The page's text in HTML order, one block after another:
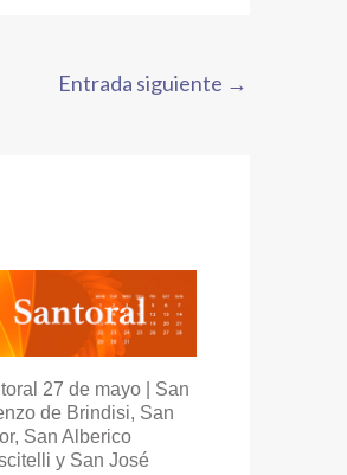
Entrada siguiente →
27 de mayo | San
de Brindisi, San
San Alberico
y San José